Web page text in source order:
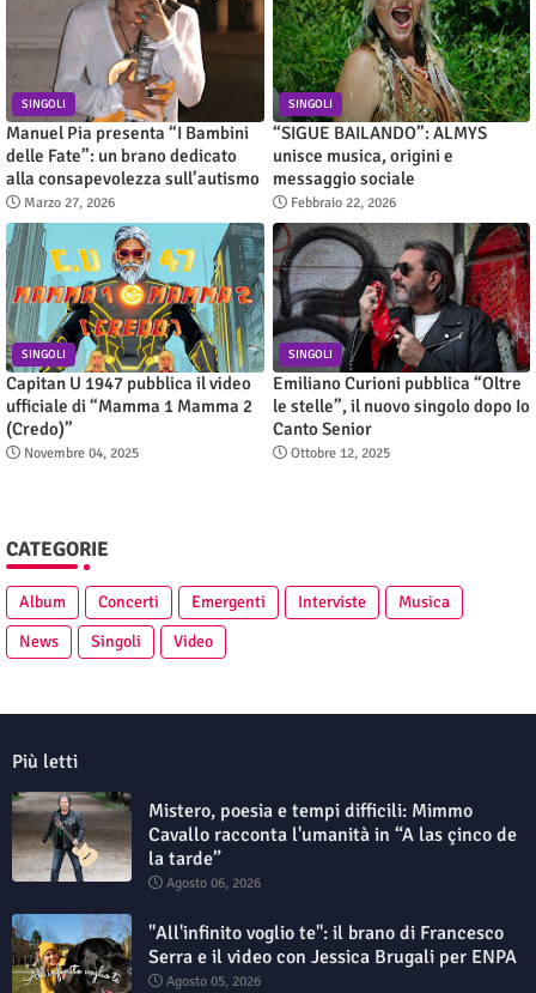
SINGOLI
Manuel Pia presenta “I Bambini
delle Fate”: un brano dedicato
alla consapevolezza sull’autismo
Marzo 27, 2026
SINGOLI
“SIGUE BAILANDO”: ALMYS
unisce musica, origini e
messaggio sociale
Febbraio 22, 2026
SINGOLI
Capitan U 1947 pubblica il video
ufficiale di “Mamma 1 Mamma 2
(Credo)”
Novembre 04, 2025
SINGOLI
Emiliano Curioni pubblica “Oltre
le stelle”, il nuovo singolo dopo Io
Canto Senior
Ottobre 12, 2025
CATEGORIE
Album Concerti Emergenti Interviste
Musica
News
Singoli Video
Più letti
Mistero, poesia e tempi difficili: Mimmo
Cavallo racconta l'umanità in “A las çinco de
la tarde”
Agosto 06, 2026
"All'infinito voglio te": il brano di Francesco
Serra e il video con Jessica Brugali per ENPA
Agosto 05, 2026